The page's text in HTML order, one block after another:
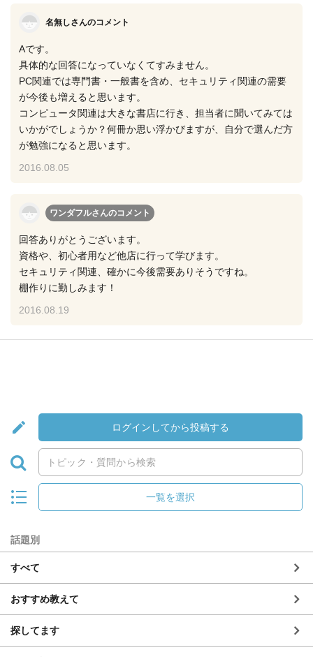
名無しさんのコメント
Aです。
具体的な回答になっていなくてすみません。
PC関連では専門書・一般書を含め、セキュリティ関連の需要
が今後も増えると思います。
コンピュータ関連は大きな書店に行き、担当者に聞いてみては
いかがでしょうか？何冊か思い浮かびますが、自分で選んだ方
が勉強になると思います。
2016.08.05
ワンダフルさんのコメント
回答ありがとうございます。
資格や、初心者用など他店に行って学びます。
セキュリティ関連、確かに今後需要ありそうですね。
棚作りに勤しみます！
2016.08.19
ログインしてから投稿する
一覧を選択
話題別
すべて
おすすめ教えて
探してます